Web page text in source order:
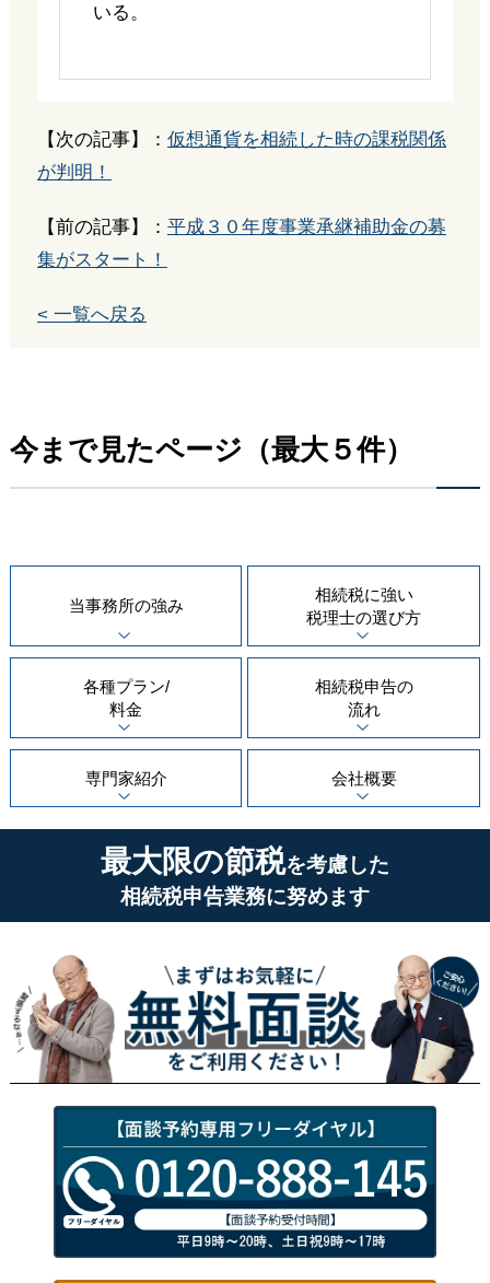
いる。
【次の記事】： 仮想通貨を相続した時の課税関係
が判明！
【前の記事】： 平成３０年度事業承継補助金の募
集がスタート！
< 一覧へ戻る
今まで見たページ（最大５件）
当事務所の強み
相続税に強い
税理士の選び方
各種プラン/
料金
相続税申告の
流れ
専門家紹介 会社概要
最大限の節税を考慮した
相続税申告業務に努めます